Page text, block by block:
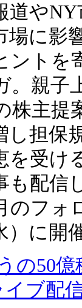
道や
場に影
ントを
。親子
株主提
し担保
を受け
も配信
のフォ
）に開
の50
イブ配